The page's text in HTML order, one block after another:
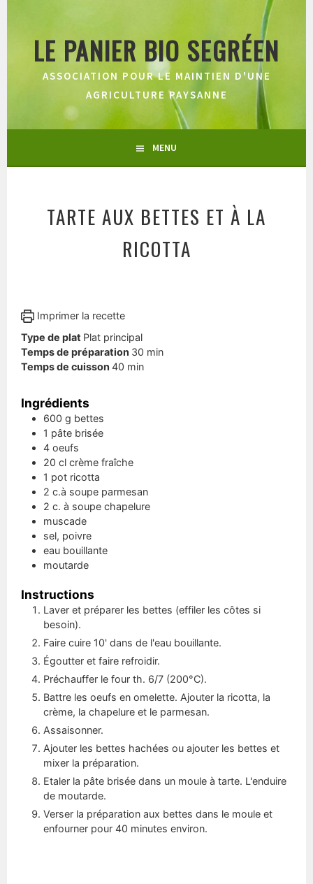
contenu
principalLE PANIER BIO SEGRÉEN
ASSOCIATION POUR LE MAINTIEN D'UNE
AGRICULTURE PAYSANNE
MENU
TARTE AUX BETTES ET À LA
RICOTTA
Imprimer la recette
Type de plat Plat principal
Temps de préparation 30 minutes
min
Temps de cuisson40 minutes
min
Ingrédients
600 g bettes
1 pâte brisée
4 oeufs
20 cl crème fraîche
1 pot ricotta
2 c.à soupe parmesan
2 c. à soupe chapelure
muscade
sel, poivre
eau bouillante
moutarde
Instructions
Laver et préparer les bettes (effiler les côtes si
besoin).
Faire cuire 10' dans de l'eau bouillante.
Égoutter et faire refroidir.
Préchauffer le four th. 6/7 (200°C).
Battre les oeufs en omelette. Ajouter la ricotta, la
crème, la chapelure et le parmesan.
Assaisonner.
Ajouter les bettes hachées ou ajouter les bettes et
mixer la préparation.
Etaler la pâte brisée dans un moule à tarte. L'enduire
de moutarde.
Verser la préparation aux bettes dans le moule et
enfourner pour 40 minutes environ.